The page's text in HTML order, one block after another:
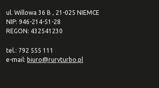
ul. Willowa 36 B , 21-025 NIEMCE
NIP: 946-214-51-28
REGON: 432541230
tel.: 792 555 111
e-mail: biuro@ruryturbo.pl